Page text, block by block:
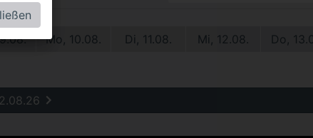
Mo, 10.08. Di, 11.08. Mi, 12.08. Do,